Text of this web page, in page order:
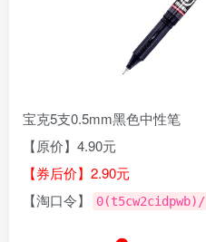
宝克5支0.5mm黑色中性笔
【原价】4.90元
【券后价】2.90元
【淘口令】
0(t5cw2cidpwb)/